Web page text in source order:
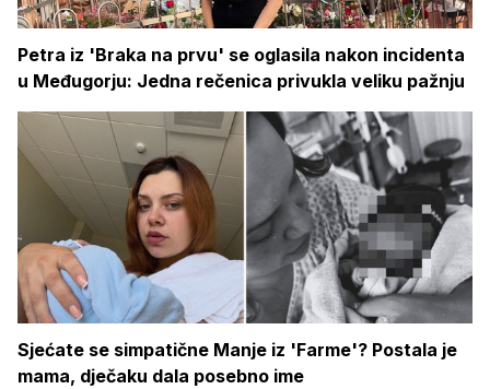
Petra iz 'Braka na prvu' se oglasila nakon incidenta
u Međugorju: Jedna rečenica privukla veliku pažnju
Sjećate se simpatične Manje iz 'Farme'? Postala je
mama, dječaku dala posebno ime